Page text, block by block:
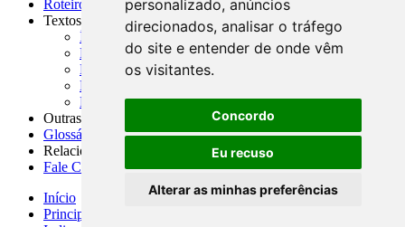
personalizado, anúncios
direcionados, analisar o tráfego
do site e entender de onde vêm
os visitantes.
Concordo
Eu recuso
Alterar as minhas preferências
Roteiros para Estudos
Textos
Índice de Textos
Editorial
Monografias
Na Imprensa
Fórum de Discussão
Outras ferramentas
Glossário
Relacionamento
Fale Conosco
Início
Principais notícias